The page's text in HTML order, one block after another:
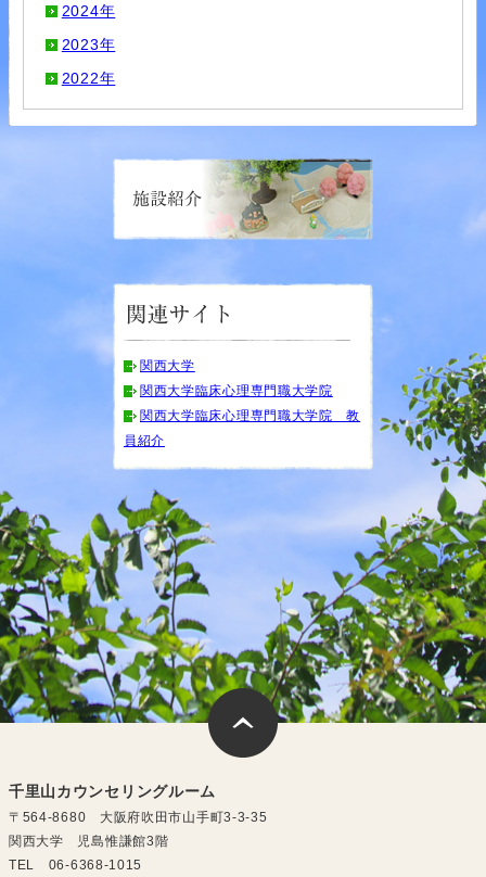
2024年
2023年
2022年
関西大学
関西大学臨床心理専門職大学院
関西大学臨床心理専門職大学院 教
員紹介
千里山カウンセリングルーム
〒564-8680 大阪府吹田市山手町3-3-35
関西大学 児島惟謙館3階
TEL 06-6368-1015